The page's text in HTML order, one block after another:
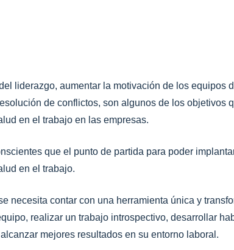
liderazgo, aumentar la motivación de los equipos
de conflictos, son algunos de los objetivos
en el trabajo en las empresas.
que el punto de partida para poder
en el trabajo.
necesita contar con una herramienta única y
realizar un trabajo introspectivo, desarrollar
mejores resultados en su entorno laboral.